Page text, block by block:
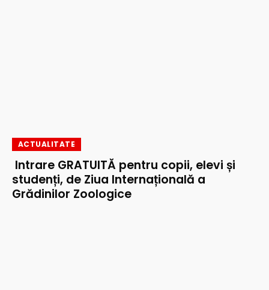
ACTUALITATE
Intrare GRATUITĂ pentru copii, elevi și
studenți, de Ziua Internațională a
Grădinilor Zoologice